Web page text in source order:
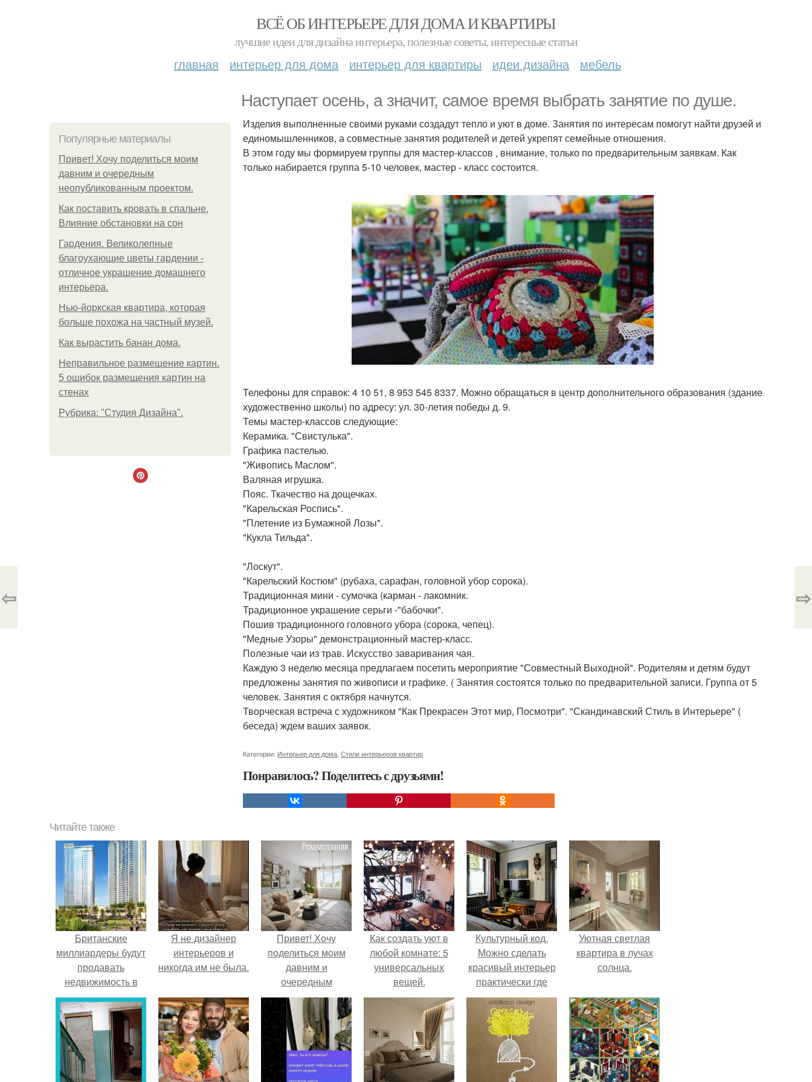
ВСЁ ОБ ИНТЕРЬЕРЕ ДЛЯ ДОМА И КВАРТИРЫ
лучшие идеи для дизайна интерьера, полезные советы, интересные статьи
главная интерьер для дома интерьер для квартиры идеи дизайна мебель
Наступает осень, а значит, самое время выбрать занятие по душе.
Популярные материалы
Привет! Хочу поделиться моим
давним и очередным
неопубликованным проектом.
Как поставить кровать в спальне.
Влияние обстановки на сон
Гардения. Великолепные
благоухающие цветы гардении -
отличное украшение домашнего
интерьера.
Нью-йоркская квартира, которая
больше похожа на частный музей.
Как вырастить банан дома.
Неправильное размещение картин.
5 ошибок размещения картин на
стенах
Рубрика: "Студия Дизайна".
Изделия выполненные своими руками создадут тепло и уют в доме. Занятия по интересам помогут найти друзей и
единомышленников, а совместные занятия родителей и детей укрепят семейные отношения.
В этом году мы формируем группы для мастер-классов , внимание, только по предварительным заявкам. Как
только набирается группа 5-10 человек, мастер - класс состоится.
Телефоны для справок: 4 10 51, 8 953 545 8337. Можно обращаться в центр дополнительного образования (здание
художественно школы) по адресу: ул. 30-летия победы д. 9.
Темы мастер-классов следующие:
Керамика. "Свистулька".
Графика пастелью.
"Живопись Маслом".
Валяная игрушка.
Пояс. Ткачество на дощечках.
"Карельская Роспись".
"Плетение из Бумажной Лозы".
"Кукла Тильда".
"Лоскут".
"Карельский Костюм" (рубаха, сарафан, головной убор сорока).
Традиционная мини - сумочка (карман - лакомник.
Традиционное украшение серьги -"бабочки".
Пошив традиционного головного убора (сорока, чепец).
"Медные Узоры" демонстрационный мастер-класс.
Полезные чаи из трав. Искусство заваривания чая.
Каждую 3 неделю месяца предлагаем посетить мероприятие "Совместный Выходной". Родителям и детям будут
предложены занятия по живописи и графике. ( Занятия состоятся только по предварительной записи. Группа от 5
человек. Занятия с октября начнутся.
Творческая встреча с художником "Как Прекрасен Этот мир, Посмотри". "Скандинавский Стиль в Интерьере" (
беседа) ждем ваших заявок.
Категории: Интерьер для дома Стили интерьеров квартир
Понравилось? Поделитесь с друзьями!
⇦ ⇨
Читайте также
Британские
миллиардеры будут
продавать
недвижимость в
Дубае за биткоины.
Я не дизайнер
интерьеров и
никогда им не была.
Привет! Хочу
поделиться моим
давним и
очередным
неопубликованным
проектом.
Как создать уют в
любой комнате: 5
универсальных
вещей.
Культурный код.
Можно сделать
красивый интерьер
практически где
угодно.
Уютная светлая
квартира в лучах
солнца.